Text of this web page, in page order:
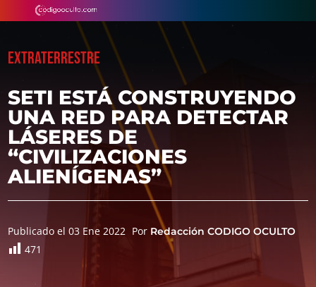
EXTRATERRESTRE
SETI ESTÁ CONSTRUYENDO
UNA RED PARA DETECTAR
LÁSERES DE
“CIVILIZACIONES
ALIENÍGENAS”
Publicado el 03 Ene 2022 Por Redacción CODIGO OCULTO
471